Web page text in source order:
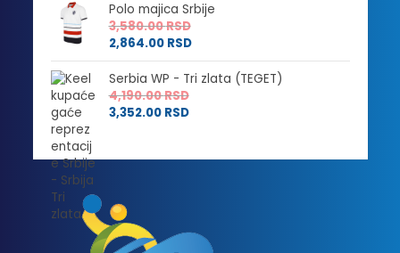
Polo majica Srbije
3,580.00RSD
2,864.00 RSD
Serbia WP - Tri zlata (TEGET)
4,190.00RSD
3,352.00 RSD